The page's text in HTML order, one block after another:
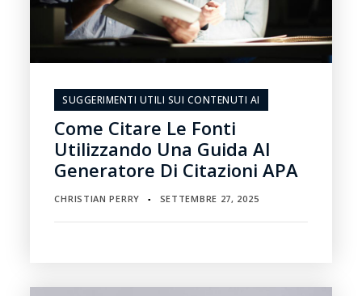
SUGGERIMENTI UTILI SUI CONTENUTI AI
Come Citare Le Fonti
Utilizzando Una Guida Al
Generatore Di Citazioni APA
CHRISTIAN PERRY ▪ SETTEMBRE 27, 2025